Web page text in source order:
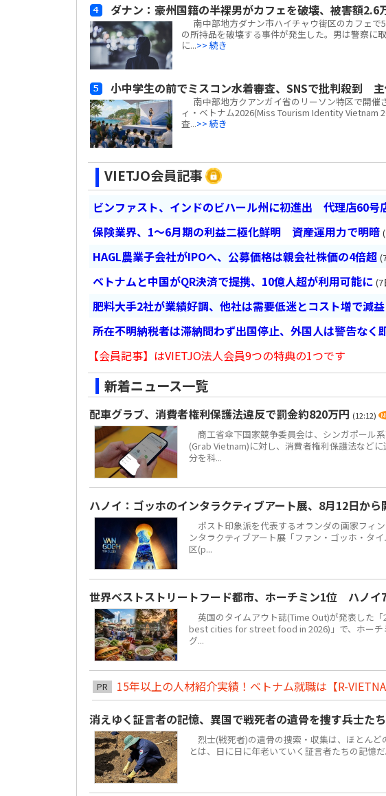
ダナン：豪州国籍の半裸男がカフェを破壊、被害額2.6
南中部地方ダナン市ハイチャウ街区のカフェで
の所持品を破壊する事件が発生した。男は警察に
に...>> 続き
小中学生の前でミスコン水着審査、SNSで批判殺到
南中部地方クアンガイ省のリーソン特区で開催
ィ・ベトナム2026(Miss Tourism Identity Vietnam
査...>> 続き
VIETJO会員記事
ビンファスト、インドのビハール州に初進出 代理店60号
保険業界、1～6月期の利益二極化鮮明 資産運用力で明暗
HAGL農業子会社がIPOへ、公募価格は親会社株価の4倍超
ベトナムと中国がQR決済で提携、10億人超が利用可能に (7
肥料大手2社が業績好調、他社は需要低迷とコスト増で減益
所在不明納税者は滞納問わず出国停止、外国人は警告なく
【会員記事】はVIETJO法人会員9つの特典の1つです
新着ニュース一覧
配車グラブ、消費者権利保護法違反で罰金約820万円 (12:12)
商工省傘下国家競争委員会は、シンガポール
(Grab Vietnam)に対し、消費者権利保護法など
分を科...
ハノイ：ゴッホのインタラクティブアート展、8月12日から
ポスト印象派を代表するオランダの画家フィ
ンタラクティブアート展「ファン・ゴッホ・タ
区(p...
世界ベストストリートフード都市、ホーチミン1位 ハノイ
英国のタイムアウト誌(Time Out)が発表した
best cities for street food in 2026)」で、ホーチ
グ...
PR
15年以上の人材紹介実績！ベトナム就職は【R-
消えゆく証言者の記憶、異国で戦死者の遺骨を捜す兵士たち
烈士(戦死者)の遺骨の捜索・収集は、ほとん
とは、日に日に年老いていく証言者たちの記